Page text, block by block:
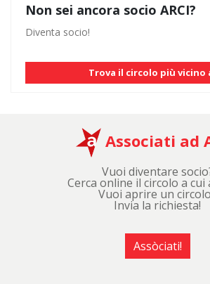
Non sei ancora socio ARCI?
Diventa socio!
Trova il circolo più vicino
Associati ad
Vuoi diventare
Cerca online il circolo a cui
Vuoi aprire un
Invia la richiesta!
Assòciati!